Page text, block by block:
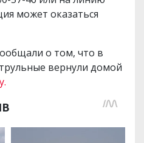
может оказаться
о том, что в
вернули домой